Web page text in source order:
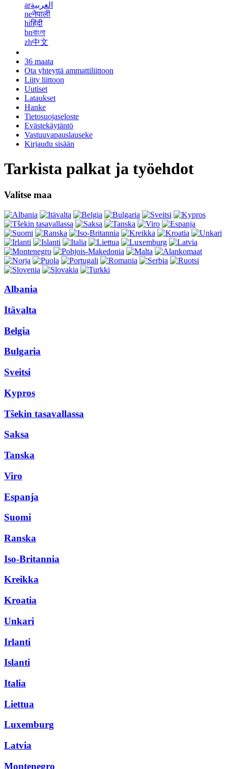
arالعربية
neनेपाली
hiहिंदी
bnবাংলা
zh中文
36 maata
Ota yhteyttä ammattiliittoon
Liity liittoon
Uutiset
Lataukset
Hanke
Tietosuojaseloste
Evästekäytäntö
Vastuuvapauslauseke
Kirjaudu sisään
Tarkista palkat ja työehdot
Valitse maa
Albania
Itävalta
Belgia
Bulgaria
Sveitsi
Kypros
Tšekin tasavallassa
Saksa
Tanska
Viro
Espanja
Suomi
Ranska
Iso-Britannia
Kreikka
Kroatia
Unkari
Irlanti
Islanti
Italia
Liettua
Luxemburg
Latvia
Montenegro